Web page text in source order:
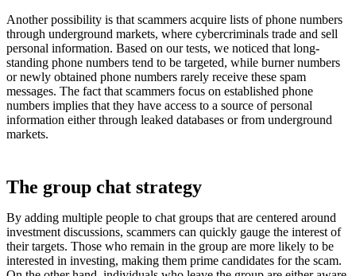
Another possibility is that scammers acquire lists of phone numbers
through underground markets, where cybercriminals trade and sell
personal information. Based on our tests, we noticed that long-
standing phone numbers tend to be targeted, while burner numbers
or newly obtained phone numbers rarely receive these spam
messages. The fact that scammers focus on established phone
numbers implies that they have access to a source of personal
information either through leaked databases or from underground
markets.
The group chat strategy
By adding multiple people to chat groups that are centered around
investment discussions, scammers can quickly gauge the interest of
their targets. Those who remain in the group are more likely to be
interested in investing, making them prime candidates for the scam.